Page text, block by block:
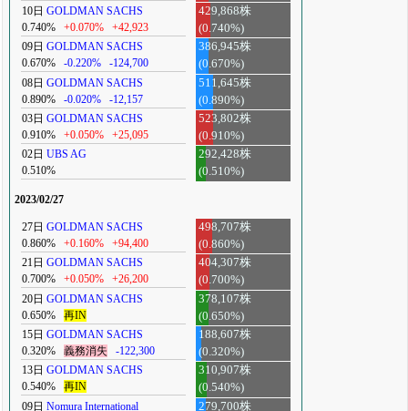
10日 GOLDMAN SACHS
0.740%
+0.070% +42,923
429,868株
(0.740%)
09日 GOLDMAN SACHS
0.670%
-0.220% -124,700
386,945株
(0.670%)
08日 GOLDMAN SACHS
0.890%
-0.020% -12,157
511,645株
(0.890%)
03日 GOLDMAN SACHS
0.910%
+0.050% +25,095
523,802株
(0.910%)
02日 UBS AG
0.510%
292,428株
(0.510%)
2023/02/27
27日 GOLDMAN SACHS
0.860%
+0.160% +94,400
498,707株
(0.860%)
21日 GOLDMAN SACHS
0.700%
+0.050% +26,200
404,307株
(0.700%)
20日 GOLDMAN SACHS
0.650%
再IN
378,107株
(0.650%)
15日 GOLDMAN SACHS
0.320%
義務消失 -122,300
188,607株
(0.320%)
13日 GOLDMAN SACHS
0.540%
再IN
310,907株
(0.540%)
09日 Nomura International 279,700株